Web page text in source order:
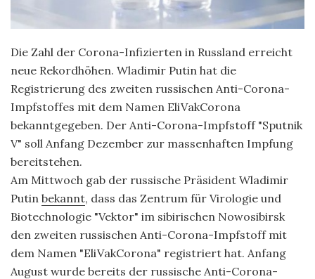
Die Zahl der Corona-Infizierten in Russland erreicht
neue Rekordhöhen. Wladimir Putin hat die
Registrierung des zweiten russischen Anti-Corona-
Impfstoffes mit dem Namen EliVakCorona
bekanntgegeben. Der Anti-Corona-Impfstoff "Sputnik
V" soll Anfang Dezember zur massenhaften Impfung
bereitstehen.
Am Mittwoch gab der russische Präsident Wladimir
Putin bekannt, dass das Zentrum für Virologie und
Biotechnologie "Vektor" im sibirischen Nowosibirsk
den zweiten russischen Anti-Corona-Impfstoff mit
dem Namen "EliVakCorona" registriert hat. Anfang
August wurde bereits der russische Anti-Corona-